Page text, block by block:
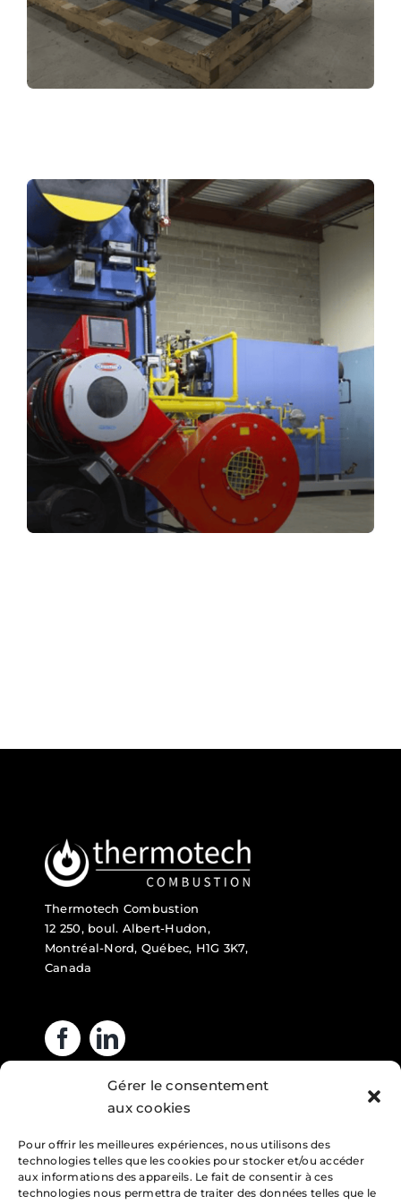
Gérer le consentement
aux cookies
Pour offrir les meilleures expériences, nous utilisons des
technologies telles que les cookies pour stocker et/ou accéder
aux informations des appareils. Le fait de consentir à ces
technologies nous permettra de traiter des données telles que le
Thermotech Combustion
12 250, boul. Albert-Hudon,
Montréal-Nord, Québec, H1G 3K7,
Canada
Heures d’ouverture
Lundi : 7h – 16h
Mardi : 7h – 16h